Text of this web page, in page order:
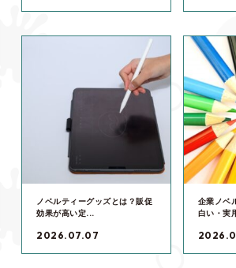
ノベルティーグッズとは？販促
効果が高い定...
2026.07.07
企業ノベ
白い・実